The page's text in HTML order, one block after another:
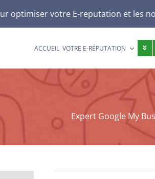
optimiser votre E-reputation et les
ACCUEIL VOTRE E-RÉPUTATION
Expert Google My